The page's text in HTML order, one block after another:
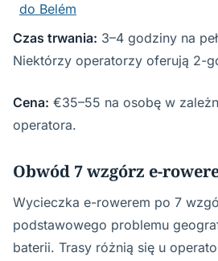
do Belém
Czas trwania: 3–4 godziny na
Niektórzy operatorzy oferują 2-
Cena: €35–55 na osobę w
operatora.
Obwód 7 wzgórz e-
Wycieczka e-rowerem po 7
podstawowego problemu
baterii. Trasy różnią się u